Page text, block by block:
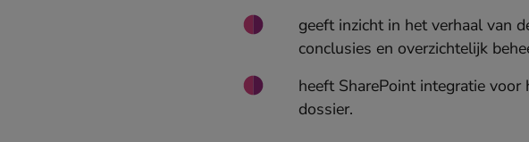
geeft inzicht in het verhaal van
conclusies en overzichtelijk
heeft SharePoint integratie
dossier.